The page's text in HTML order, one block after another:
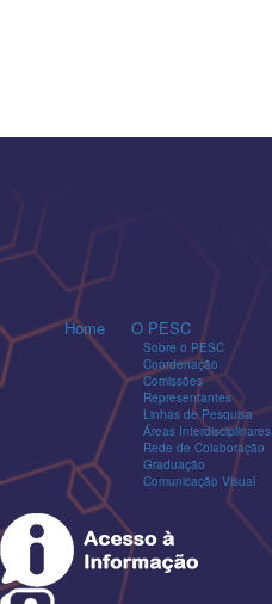
Home O PESC
Sobre o PESC
Coordenação
Comissões
Representantes
Linhas de Pesquisa
Áreas Interdisciplinares
Rede de Colaboração
Graduação
Comunicação Visual